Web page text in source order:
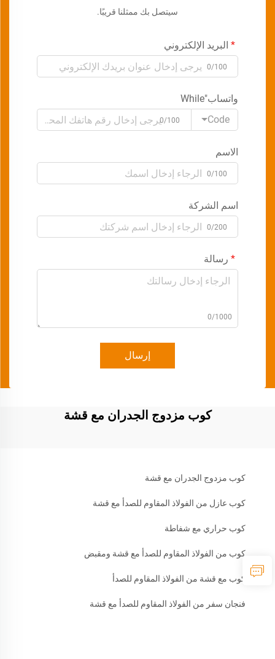
سيتصل بك ممثلنا قريبًا.
البريد الإلكتروني
0/100
واتساب"While
Code
0/100
الاسم
0/100
اسم الشركة
0/200
رسالة
0/1000
إرسال
كوب مزدوج الجدران مع قشة
كوب مزدوج الجدران مع قشة
كوب عازل من الفولاذ المقاوم للصدأ مع قشة
كوب حراري مع شفاطة
كوب من الفولاذ المقاوم للصدأ مع قشة ومقبض
كوب مع قشة من الفولاذ المقاوم للصدأ
فنجان سفر من الفولاذ المقاوم للصدأ مع قشة